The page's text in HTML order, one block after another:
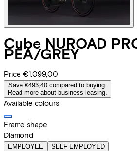
Cube NUROAD
PEA/GREY
Price €1.099,00
Save €493,40 compared to buying.
Read more about business leasing.
Available colours
Frame shape
Diamond
EMPLOYEE SELF-EMPLOYED